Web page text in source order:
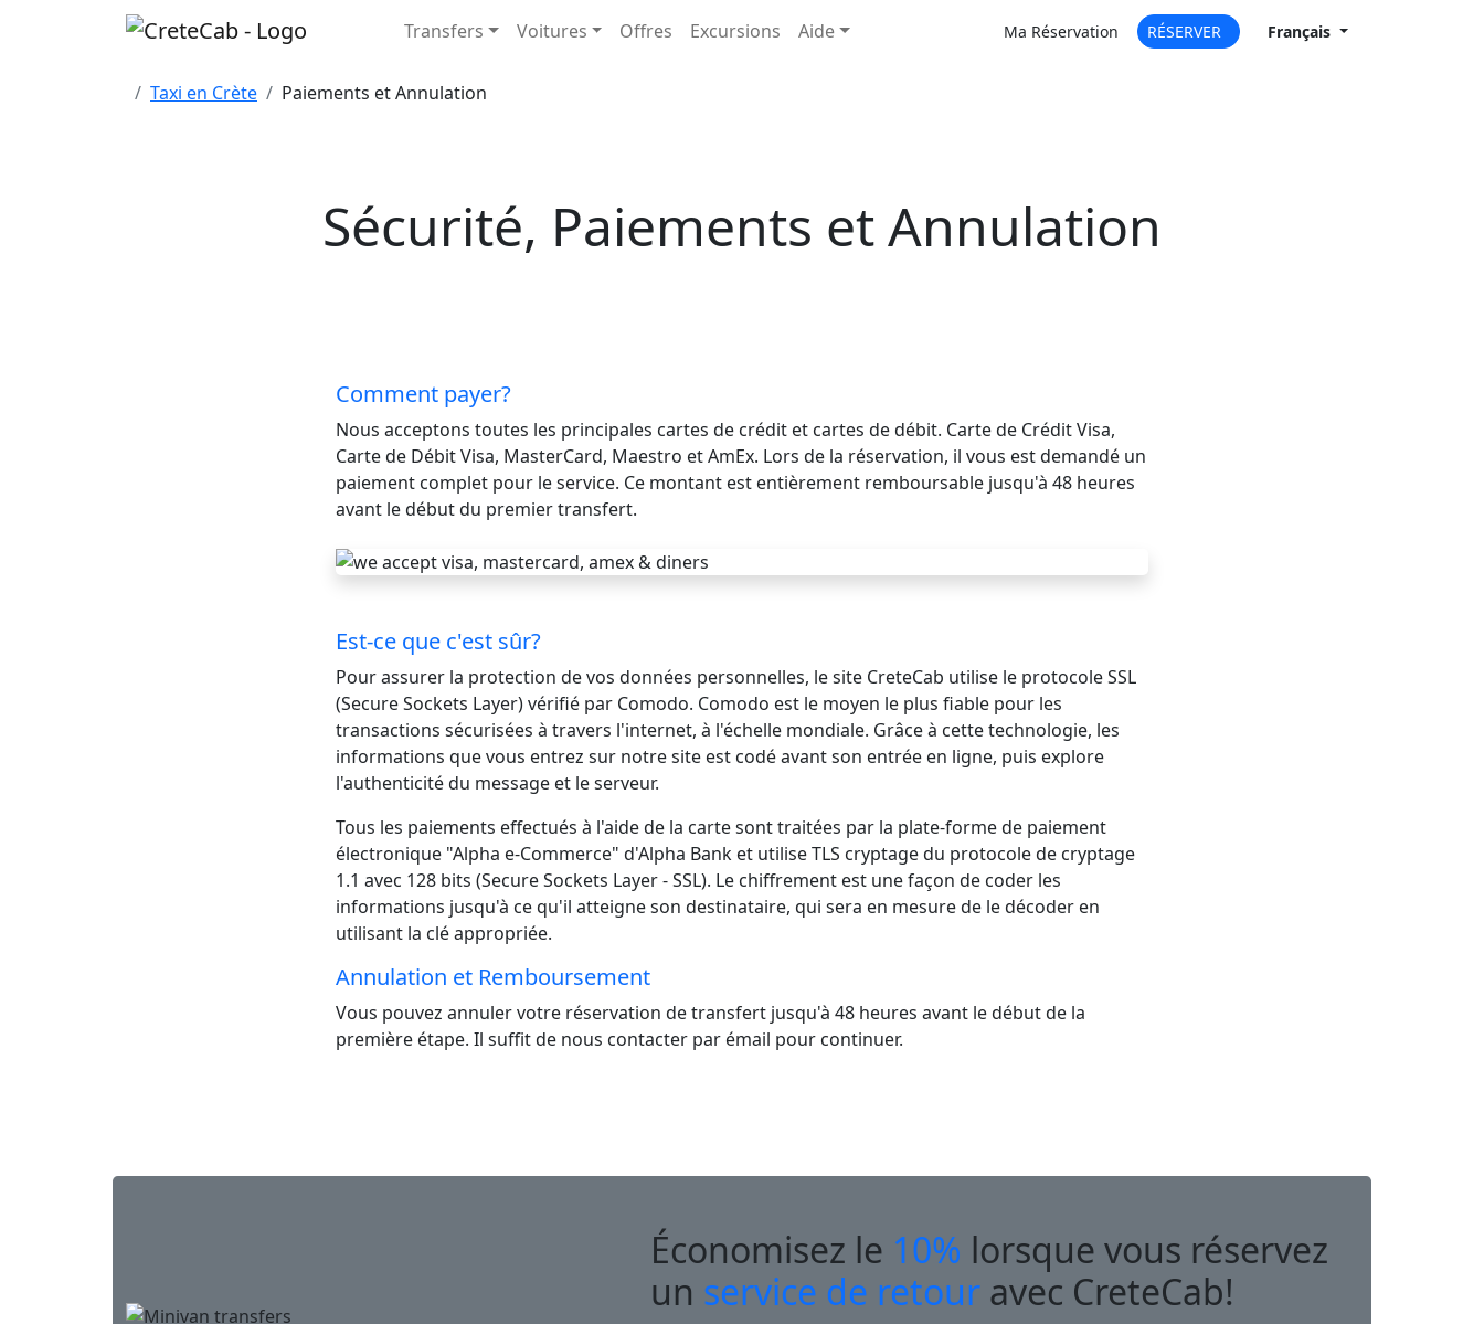
Ma Réservation Français
RÉSERVER
Transfers Voitures Offres Excursions Aide
Home
Taxi en Crète Paiements et Annulation
Sécurité, Paiements et Annulation
Comment payer?
Nous acceptons toutes les principales cartes de crédit et cartes de débit. Carte de Crédit Visa,
Carte de Débit Visa, MasterCard, Maestro et AmEx. Lors de la réservation, il vous est demandé un
paiement complet pour le service. Ce montant est entièrement remboursable jusqu'à 48 heures
avant le début du premier transfert.
Est-ce que c'est sûr?
Pour assurer la protection de vos données personnelles, le site CreteCab utilise le protocole SSL
(Secure Sockets Layer) vérifié par Comodo. Comodo est le moyen le plus fiable pour les
transactions sécurisées à travers l'internet, à l'échelle mondiale. Grâce à cette technologie, les
informations que vous entrez sur notre site est codé avant son entrée en ligne, puis explore
l'authenticité du message et le serveur.
Tous les paiements effectués à l'aide de la carte sont traitées par la plate-forme de paiement
électronique "Alpha e-Commerce" d'Alpha Bank et utilise TLS cryptage du protocole de cryptage
1.1 avec 128 bits (Secure Sockets Layer - SSL). Le chiffrement est une façon de coder les
informations jusqu'à ce qu'il atteigne son destinataire, qui sera en mesure de le décoder en
utilisant la clé appropriée.
Annulation et Remboursement
Vous pouvez annuler votre réservation de transfert jusqu'à 48 heures avant le début de la
première étape. Il suffit de nous contacter par émail pour continuer.
Économisez le 10% lorsque vous réservez
un service de retour avec CreteCab!